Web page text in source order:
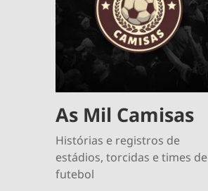
As Mil Camisas
Histórias e registros de
estádios, torcidas e times de
futebol